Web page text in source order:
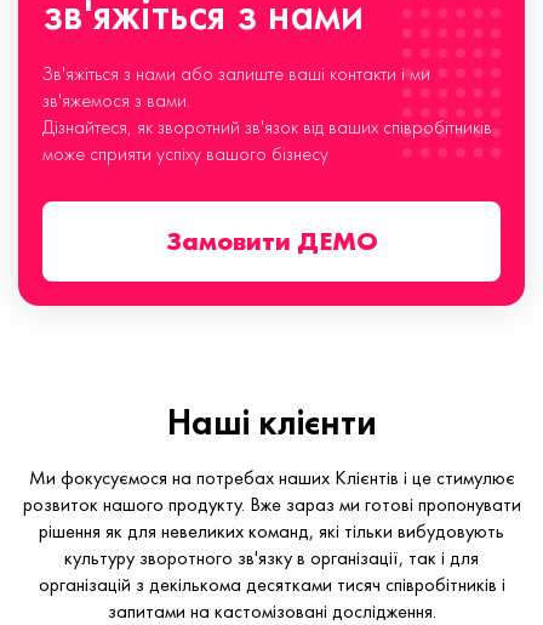
зв'яжіться з нами
Зв'яжіться з нами або залиште ваші контакти і ми
зв'яжемося з вами.
Дізнайтеся, як зворотний зв'язок від ваших співробітників
може сприяти успіху вашого бізнесу
Замовити ДЕМО
Наші клієнти
Ми фокусуємося на потребах наших Клієнтів і це стимулює
розвиток нашого продукту. Вже зараз ми готові пропонувати
рішення як для невеликих команд, які тільки вибудовують
культуру зворотного зв'язку в організації, так і для
організацій з декількома десятками тисяч співробітників і
запитами на кастомізовані дослідження.